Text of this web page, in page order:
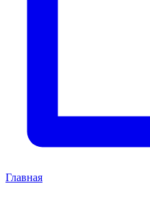
Главная